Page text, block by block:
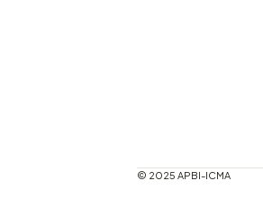
© 2025 APBI-ICMA